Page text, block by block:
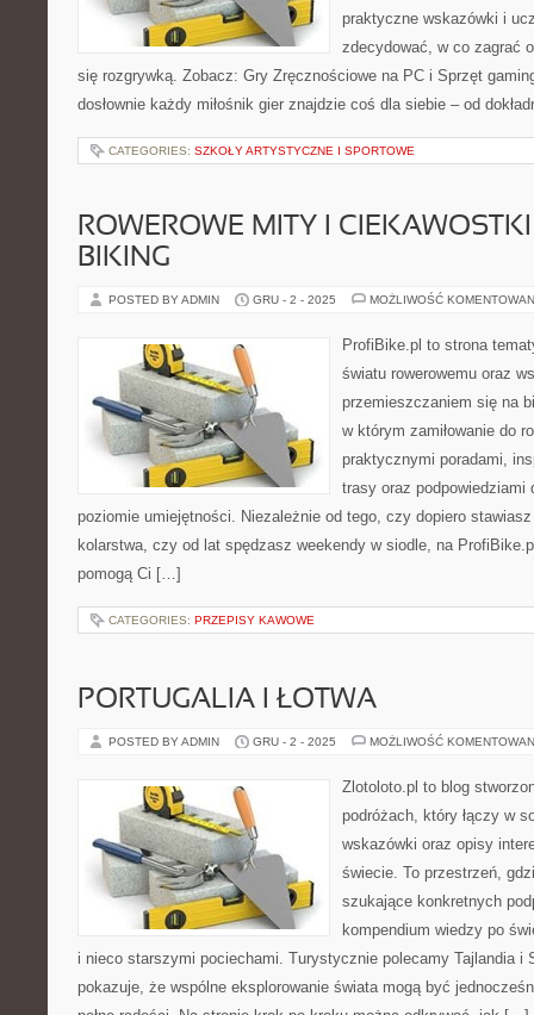
praktyczne wskazówki i
zdecydować, w co zagrać
się rozgrywką. Zobacz: Gry Zręcznościowe na PC i Sprzęt
dosłownie każdy miłośnik gier znajdzie coś dla siebie – od
CATEGORIES: SZKOŁY ARTYSTYCZNE I SPORTOWE
ROWEROWE MITY I
BIKING
POSTED BY ADMIN GRU - 2 - 2025 MOŻLIWOŚĆ
ProfiBike.pl to strona
światu rowerowemu oraz
przemieszczaniem się na
w którym zamiłowanie do
praktycznymi poradami,
trasy oraz podpowiedziami
poziomie umiejętności. Niezależnie od tego, czy dopiero
kolarstwa, czy od lat spędzasz weekendy w siodle, na
pomogą Ci […]
CATEGORIES: PRZEPISY KAWOWE
PORTUGALIA I ŁOTWA
POSTED BY ADMIN GRU - 2 - 2025 MOŻLIWOŚĆ
Zlotoloto.pl to blog
podróżach, który łączy w
wskazówki oraz opisy
świecie. To przestrzeń,
szukające konkretnych
kompendium wiedzy po
i nieco starszymi pociechami. Turystycznie polecamy Tajlandia i
pokazuje, że wspólne eksplorowanie świata mogą być